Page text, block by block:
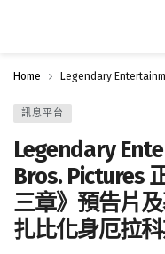
Home Legendary
訊息平台
Legendary
Bros. Pictures
三章》預告片
扎比化身厄拉